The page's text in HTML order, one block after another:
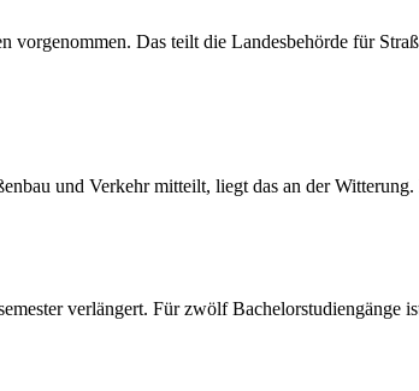
Das teilt die Landesbehörde für
und Verkehr mitteilt, liegt das an der
verlängert. Für zwölf Bachelorstudiengänge